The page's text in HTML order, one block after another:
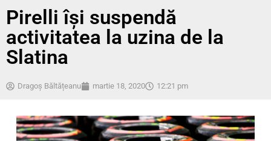
Pirelli își suspendă
activitatea la uzina de la
Slatina
Dragoș Băltățeanu martie 18, 2020 12:21 pm